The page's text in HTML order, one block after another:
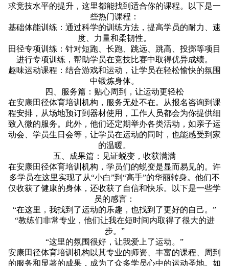
求竞技水平的提升，这里都能找到适合你的课程。以下是一
些热门课程：
基础体能训练：通过科学的训练方法，提高学员的耐力、速
度、力量和柔韧性。
田径专项训练：针对短跑、长跑、跳远、跳高、投掷等项目
进行专项训练，帮助学员在竞技比赛中取得优异成绩。
趣味运动课程：结合游戏和运动，让学员在轻松愉快的氛围
中锻炼身体。
四、服务篇：贴心周到，让运动更轻松
在安康田径体育培训机构，服务无处不在。从报名咨询到课
程安排，从场地预订到器材使用，工作人员都会为你提供细
致入微的服务。此外，他们还定期举办各类活动，如亲子运
动会、学员生日会等，让学员在运动的同时，也能感受到家
的温暖。
五、成果篇：见证蜕变，收获满满
在安康田径体育培训机构，学员们的蜕变是显而易见的。许
多学员在这里实现了从“小白”到“高手”的华丽转身。他们不
仅收获了健康的身体，还收获了自信和快乐。以下是一些学
员的感言：
“在这里，我找到了运动的乐趣，也找到了更好的自己。”
“教练们非常专业，他们让我在短时间内取得了很大的进
步。”
“这里的氛围很好，让我爱上了运动。”
安康田径体育培训机构以其专业的师资、丰富的课程、周到
的服务和显著的成果，成为了众多学员心中的运动圣地。如